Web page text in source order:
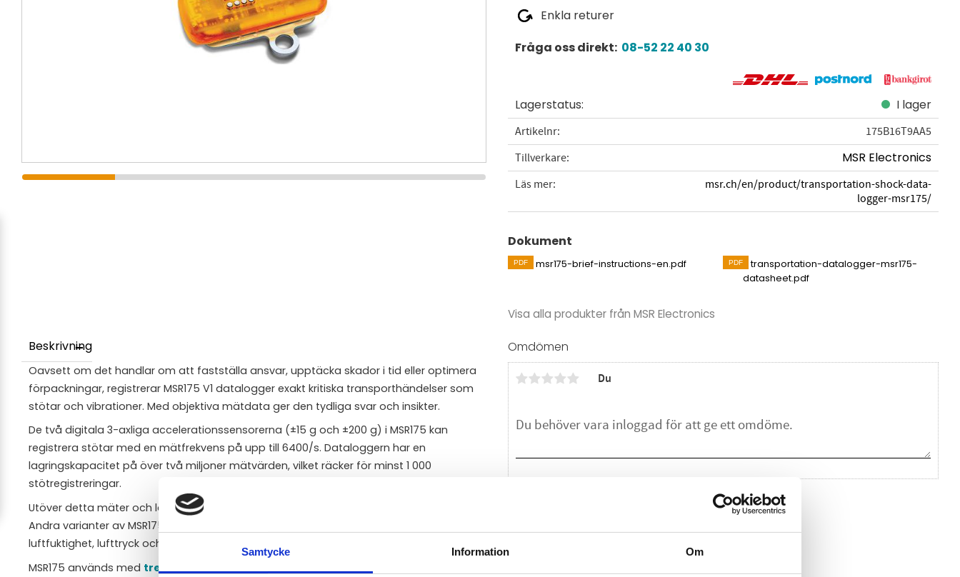
Samtycke Information Om
Enkla returer
Fråga oss direkt: 08-52 22 40 30
Lagerstatus I lager
Artikelnr
175B16T9AA5
Tillverkare
MSR Electronics
Läs mer
msr.ch/en/product/transportation-shock-data-
logger-msr175/
Dokument
msr175-brief-instructions-en.pdf
transportation-datalogger-msr175-
datasheet.pdf
Visa alla produkter från MSR Electronics
Beskrivning
Oavsett om det handlar om att fastställa ansvar, upptäcka skador i tid eller optimera
förpackningar, registrerar MSR175 V1 datalogger exakt kritiska transporthändelser som
stötar och vibrationer. Med objektiva mätdata ger den tydliga svar och insikter.
De två digitala 3-axliga accelerationssensorerna (±15 g och ±200 g) i MSR175 kan
registrera stötar med en mätfrekvens på upp till 6400/s. Dataloggern har en
lagringskapacitet på över två miljoner mätvärden, vilket räcker för minst 1 000
stötregistreringar.
Utöver detta mäter och lagrar MSR175 även temperaturprofiler från -20° till +65 °C.
Andra varianter av MSR175 finns tillgängliga med interna sensorer även för
luftfuktighet, lufttryck och ljus.
MSR175 används med tre program
Omdömen
Du
Bli den första att lämna ett omdöme.